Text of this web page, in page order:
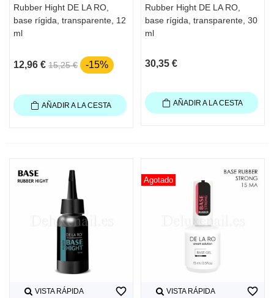
Rubber Hight DE LA RO,
base rígida, transparente, 12
ml
12,96 € 15,25 € -15%
AÑADIR A LA CESTA
Rubber Hight DE LA RO,
base rígida, transparente, 30
ml
30,35 €
AÑADIR A LA CESTA
VISTA RÁPIDA favorite_border
Agotado
VISTA RÁPIDA favorite_border